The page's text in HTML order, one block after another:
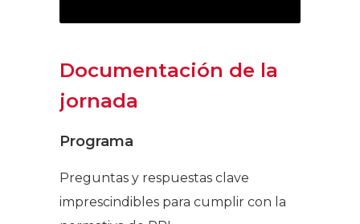
Documentación de la
jornada
Programa
Preguntas y respuestas clave
imprescindibles para cumplir con la